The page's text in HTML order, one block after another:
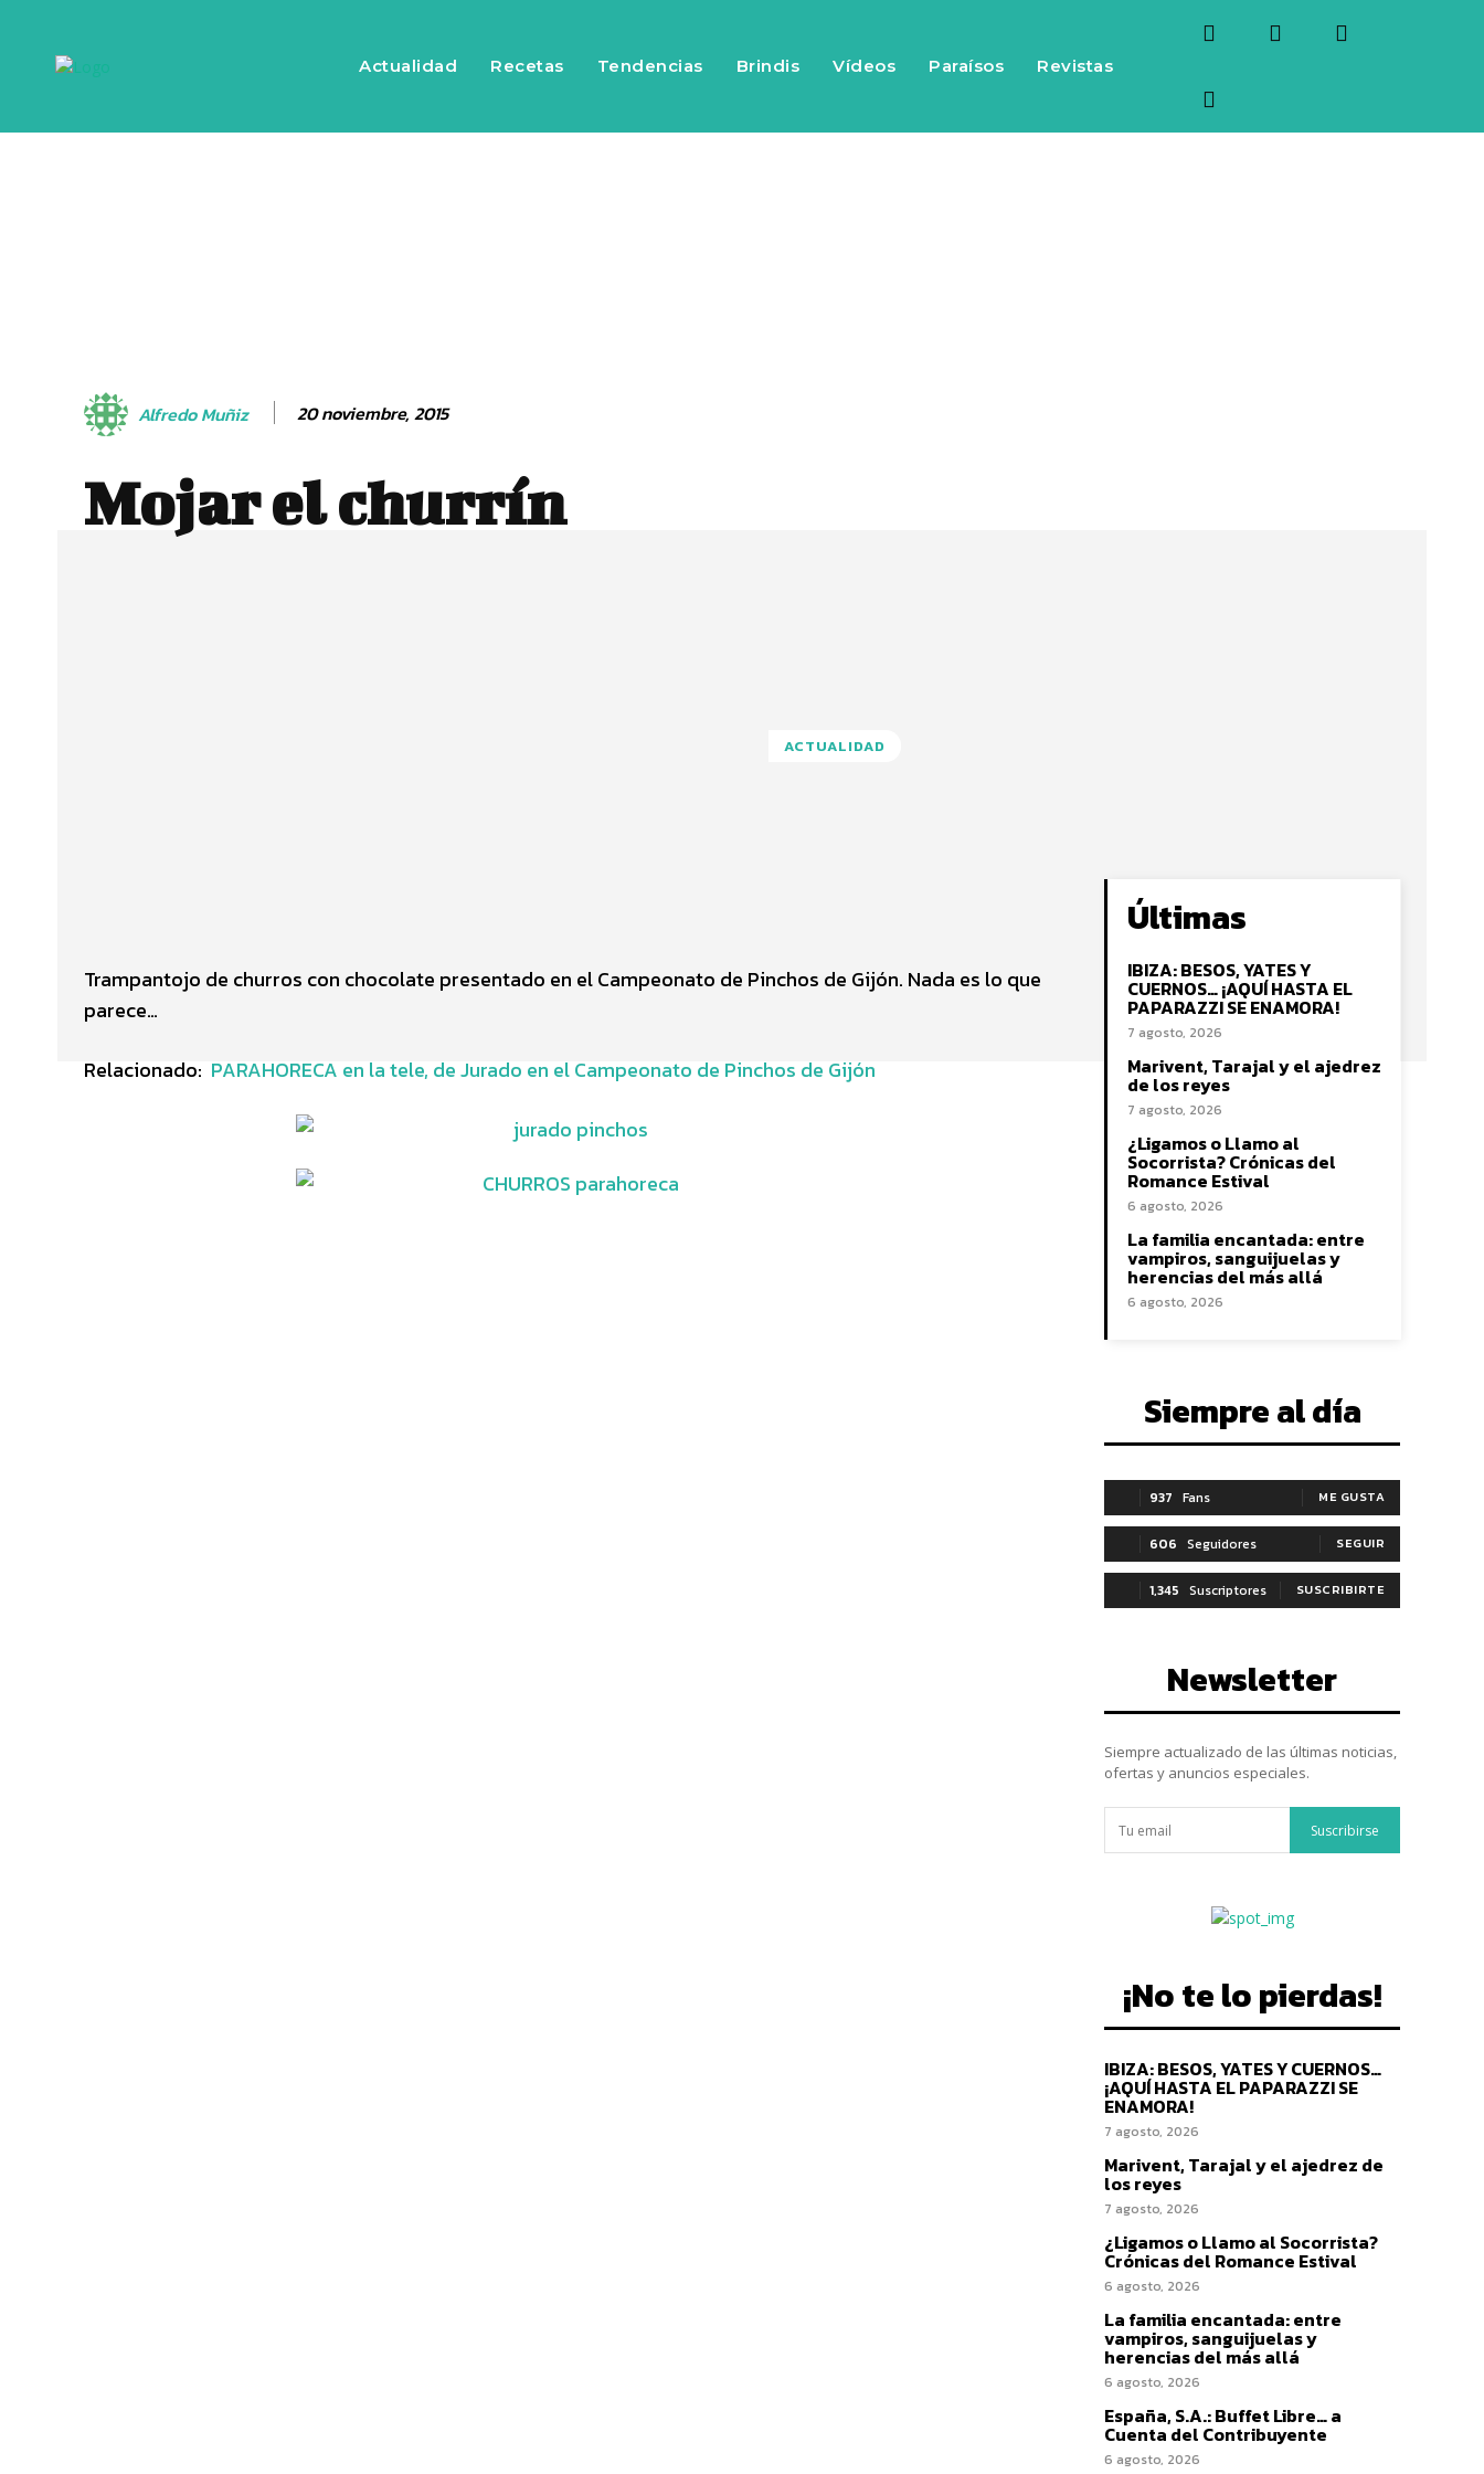
Actualidad Recetas Tendencias Brindis Vídeos Paraísos Revistas
Alfredo Muñiz 20 noviembre, 2015
Mojar el churrín
ACTUALIDAD
Trampantojo de churros con chocolate presentado en el Campeonato de Pinchos de Gijón. Nada es lo que
parece…
Relacionado: PARAHORECA en la tele, de Jurado en el Campeonato de Pinchos de Gijón
Últimas
IBIZA: BESOS, YATES Y
CUERNOS… ¡AQUÍ HASTA EL
PAPARAZZI SE ENAMORA!
7 agosto, 2026
Marivent, Tarajal y el ajedrez
de los reyes
7 agosto, 2026
¿Ligamos o Llamo al
Socorrista? Crónicas del
Romance Estival
6 agosto, 2026
La familia encantada: entre
vampiros, sanguijuelas y
herencias del más allá
6 agosto, 2026
Siempre al día
937 Fans ME GUSTA
606 Seguidores SEGUIR
1,345 Suscriptores SUSCRIBIRTE
Newsletter
Siempre actualizado de las últimas noticias,
ofertas y anuncios especiales.
Suscribirse
¡No te lo pierdas!
IBIZA: BESOS, YATES Y CUERNOS…
¡AQUÍ HASTA EL PAPARAZZI SE
ENAMORA!
7 agosto, 2026
Marivent, Tarajal y el ajedrez de
los reyes
7 agosto, 2026
¿Ligamos o Llamo al Socorrista?
Crónicas del Romance Estival
6 agosto, 2026
La familia encantada: entre
vampiros, sanguijuelas y
herencias del más allá
6 agosto, 2026
España, S.A.: Buffet Libre… a
Cuenta del Contribuyente
6 agosto, 2026